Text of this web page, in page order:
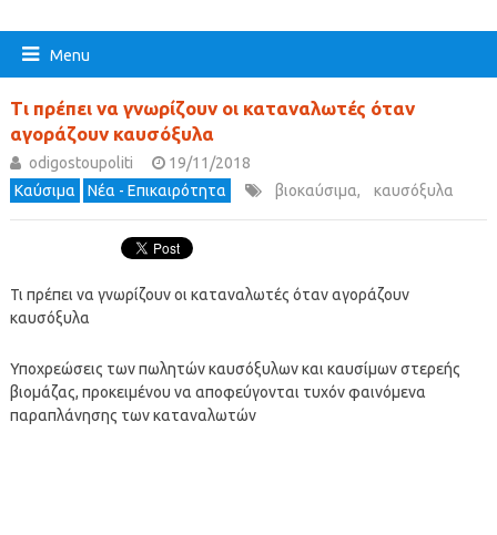
Menu
Τι πρέπει να γνωρίζουν οι καταναλωτές όταν
αγοράζουν καυσόξυλα
odigostoupoliti
19/11/2018
Καύσιμα
Νέα - Επικαιρότητα βιοκαύσιμα, καυσόξυλα
Τι πρέπει να γνωρίζουν οι καταναλωτές όταν αγοράζουν
καυσόξυλα
Υποχρεώσεις των πωλητών καυσόξυλων και καυσίμων στερεής
βιομάζας, προκειμένου να αποφεύγονται τυχόν φαινόμενα
παραπλάνησης των καταναλωτών